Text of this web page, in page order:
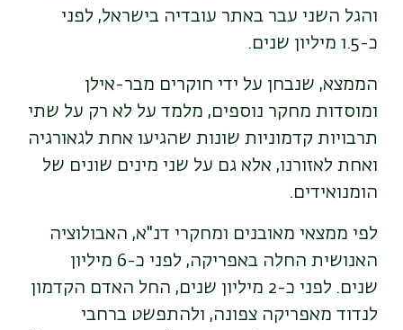
והגל השני עבר באתר עובדיה בישראל, לפני
כ-1.5 מיליון שנים.
הממצא, שנבחן על ידי חוקרים מבר-אילן
ומוסדות מחקר נוספים, מלמד על לא רק על שתי
תרבויות קדמוניות שונות שהגיעו אחת לגאורגיה
ואחת לאזורנו, אלא גם על שני מינים שונים של
הומנואידים.
לפי ממצאי מאובנים ומחקרי דנ"א, האבולוציה
האנושית החלה באפריקה, לפני כ-6 מיליון
שנים. לפני כ-2 מיליון שנים, החל האדם הקדמון
לנדוד מאפריקה צפונה, ולהתפשט ברחבי